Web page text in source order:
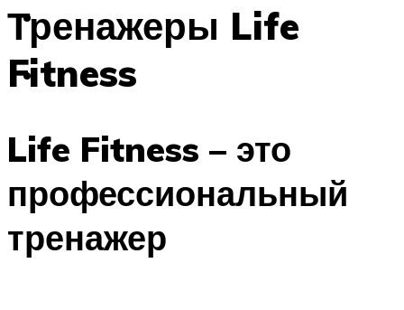
ФИТНЕС
МЕНЮ
Тренажеры Life
Fitness
Life Fitness – это
профессиональный
тренажер